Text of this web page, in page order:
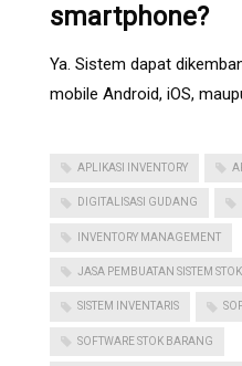
smartphone?
Ya. Sistem dapat
mobile Android, iOS,
APLIKASI INVENTORY
DIGITALISASI GUDANG
INVENTORY MANAGEMENT
JASA PEMBUATAN SISTEM
SISTEM INVENTARIS
SOFTWARE STOK BARANG